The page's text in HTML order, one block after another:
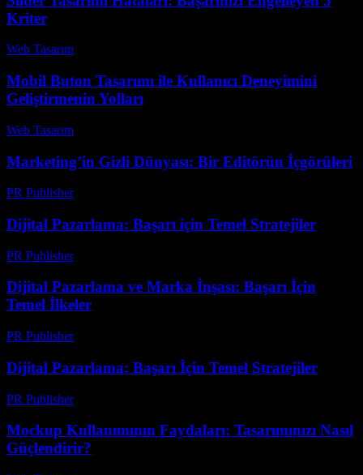
Kriter
Web Tasarım
Mobil Buton Tasarımı ile Kullanıcı Deneyimini
Geliştirmenin Yolları
Web Tasarım
Marketing’in Gizli Dünyası: Bir Editörün İçgörüleri
PR Publisher-
Dijital Pazarlama: Başarı için Temel Stratejiler
PR Publisher-
Dijital Pazarlama ve Marka İnşası: Başarı İçin
Temel İlkeler
PR Publisher-
Dijital Pazarlama: Başarı İçin Temel Stratejiler
PR Publisher-
Mockup Kullanımının Faydaları: Tasarımınızı Nasıl
Güçlendirir?